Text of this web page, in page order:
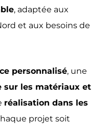
, adaptée aux
et aux besoins de
personnalisé, une
sur les matériaux et
réalisation dans les
projet soit